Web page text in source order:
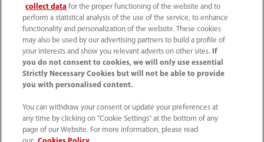
52 55 5661 9450
Condiciones de uso｜ Mapa del sitio ｜ Aviso cookies
collect data for the proper functioning of the website and to
perform a statistical analysis of the use of the service, to enhance
functionality and personalization of the website. These cookies
may also be used by our advertising partners to build a profile of
your interests and show you relevant adverts on other sites.
If
you do not consent to cookies, we will only use essential
Strictly Necessary Cookies but will not be able to provide
you with personalised content.
You can withdraw your consent or update your preferences at
any time by clicking on "Cookie Settings" at the bottom of any
page of our Website. For more information, please read